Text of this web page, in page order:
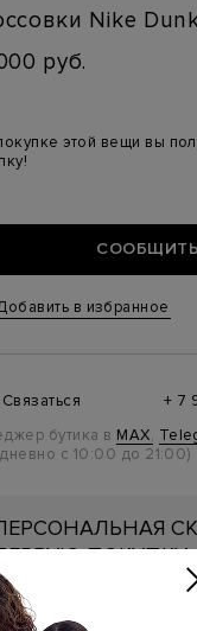
Nike
руб.
этой вещи вы
в избранное
Связаться
+ 7
бутика в MAX,
с 10:00 до 21:00)
ПОКУПКУ